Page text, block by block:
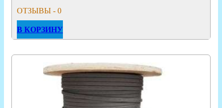
ОТЗЫВЫ - 0
В КОРЗИНУ